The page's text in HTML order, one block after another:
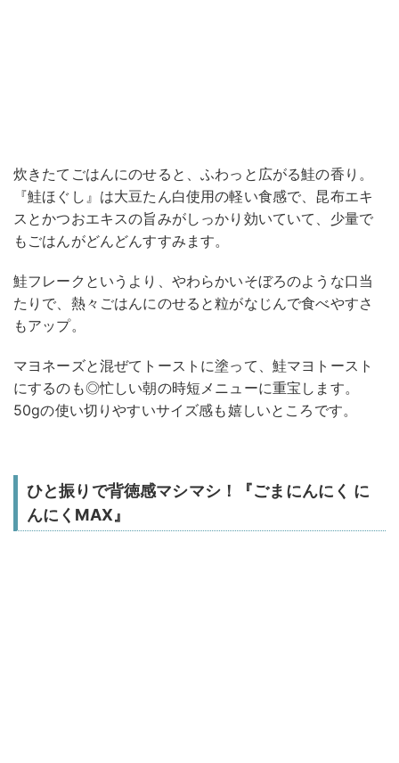
炊きたてごはんにのせると、ふわっと広がる鮭の香り。
『鮭ほぐし』は大豆たん白使用の軽い食感で、昆布エキ
スとかつおエキスの旨みがしっかり効いていて、少量で
もごはんがどんどんすすみます。
鮭フレークというより、やわらかいそぼろのような口当
たりで、熱々ごはんにのせると粒がなじんで食べやすさ
もアップ。
マヨネーズと混ぜてトーストに塗って、鮭マヨトースト
にするのも◎忙しい朝の時短メニューに重宝します。
50gの使い切りやすいサイズ感も嬉しいところです。
ひと振りで背徳感マシマシ！『ごまにんにく に
んにくMAX』